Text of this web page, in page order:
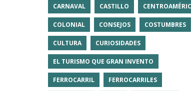
CARNAVAL CASTILLO
COLONIAL CONSEJOS COSTUMBRES
CULTURA CURIOSIDADES
EL TURISMO QUE GRAN INVENTO
FERROCARRIL FERROCARRILES